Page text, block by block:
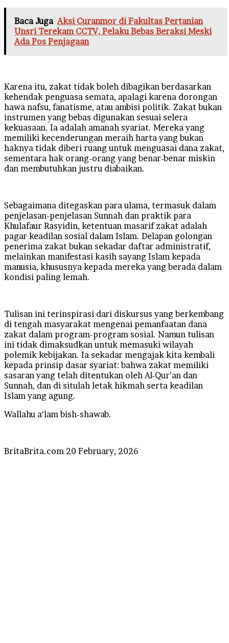
Baca Juga Aksi Curanmor di Fakultas Pertanian
Unsri Terekam CCTV, Pelaku Bebas Beraksi Meski
Ada Pos Penjagaan
Karena itu, zakat tidak boleh dibagikan berdasarkan
kehendak penguasa semata, apalagi karena dorongan
hawa nafsu, fanatisme, atau ambisi politik. Zakat bukan
instrumen yang bebas digunakan sesuai selera
kekuasaan. Ia adalah amanah syariat. Mereka yang
memiliki kecenderungan meraih harta yang bukan
haknya tidak diberi ruang untuk menguasai dana zakat,
sementara hak orang-orang yang benar-benar miskin
dan membutuhkan justru diabaikan.
Sebagaimana ditegaskan para ulama, termasuk dalam
penjelasan-penjelasan Sunnah dan praktik para
Khulafaur Rasyidin, ketentuan masarif zakat adalah
pagar keadilan sosial dalam Islam. Delapan golongan
penerima zakat bukan sekadar daftar administratif,
melainkan manifestasi kasih sayang Islam kepada
manusia, khususnya kepada mereka yang berada dalam
kondisi paling lemah.
Tulisan ini terinspirasi dari diskursus yang berkembang
di tengah masyarakat mengenai pemanfaatan dana
zakat dalam program-program sosial. Namun tulisan
ini tidak dimaksudkan untuk memasuki wilayah
polemik kebijakan. Ia sekadar mengajak kita kembali
kepada prinsip dasar syariat: bahwa zakat memiliki
sasaran yang telah ditentukan oleh Al-Qur’an dan
Sunnah, dan di situlah letak hikmah serta keadilan
Islam yang agung.
Wallahu a‘lam bish-shawab.
BritaBrita.com Send
20 February, 2026